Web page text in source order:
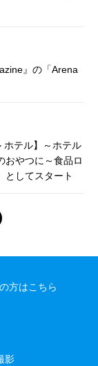
』の「Arena
ホテル】～ホテル
おやつに～食品ロ
としてスタート
方はこちら
影